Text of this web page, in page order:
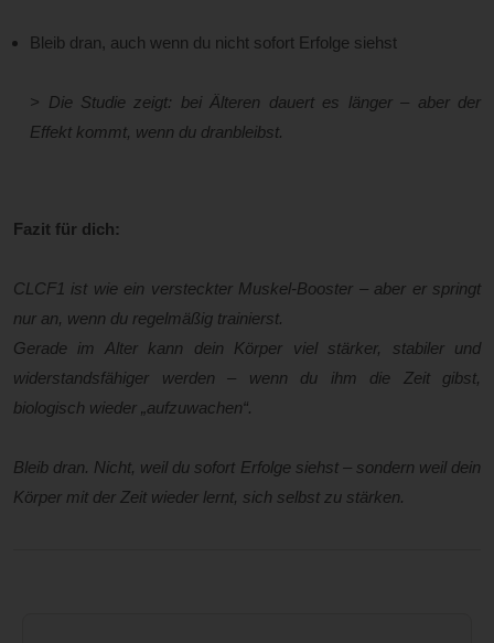
Bleib dran, auch wenn du nicht sofort Erfolge siehst
> Die Studie zeigt: bei Älteren dauert es länger – aber der
Effekt kommt, wenn du dranbleibst.
Fazit für dich:
CLCF1 ist wie ein versteckter Muskel-Booster – aber er springt
nur an, wenn du regelmäßig trainierst.
Gerade im Alter kann dein Körper viel stärker, stabiler und
widerstandsfähiger werden – wenn du ihm die Zeit gibst,
biologisch wieder „aufzuwachen“.
Bleib dran. Nicht, weil du sofort Erfolge siehst – sondern weil dein
Körper mit der Zeit wieder lernt, sich selbst zu stärken.